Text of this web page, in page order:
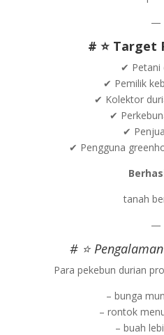
—
# ⭐ Target
✔ Petani
✔ Pemilik
✔ Kolektor
✔
✔
✔ Pengguna
tanah
—
# ⭐
Para pekebun durian
– bunga
– rontok
– buah